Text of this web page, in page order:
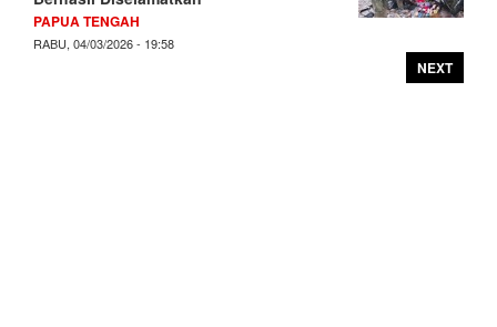
PAPUA TENGAH
RABU, 04/03/2026 - 19:58
NEXT